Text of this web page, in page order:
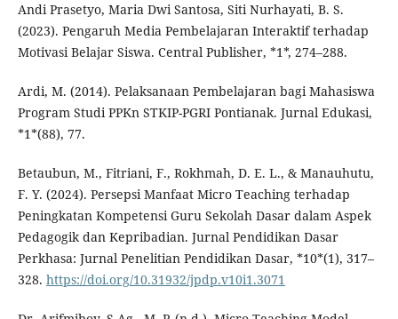
Andi Prasetyo, Maria Dwi Santosa, Siti Nurhayati, B. S.
(2023). Pengaruh Media Pembelajaran Interaktif terhadap
Motivasi Belajar Siswa. Central Publisher, *1*, 274–288.
Ardi, M. (2014). Pelaksanaan Pembelajaran bagi Mahasiswa
Program Studi PPKn STKIP-PGRI Pontianak. Jurnal Edukasi,
*1*(88), 77.
Betaubun, M., Fitriani, F., Rokhmah, D. E. L., & Manauhutu,
F. Y. (2024). Persepsi Manfaat Micro Teaching terhadap
Peningkatan Kompetensi Guru Sekolah Dasar dalam Aspek
Pedagogik dan Kepribadian. Jurnal Pendidikan Dasar
Perkhasa: Jurnal Penelitian Pendidikan Dasar, *10*(1), 317–
328. https://doi.org/10.31932/jpdp.v10i1.3071